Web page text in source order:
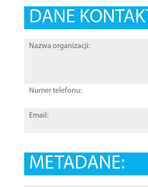
DANE
Nazwa organizacji:
Numer telefonu:
Email:
METADANE: